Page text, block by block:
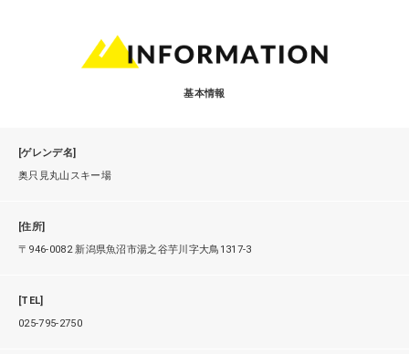
基本情報
[ゲレンデ名]
奥只見丸山スキー場
[住所]
〒946-0082 新潟県魚沼市湯之谷芋川字大鳥1317-3
[TEL]
025-795-2750